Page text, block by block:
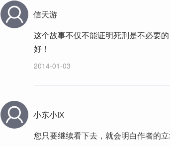
信天游
这个故事不仅不能证明死刑是不必要
好！
2014-01-03
小东小Ⅸ
您只要继续看下去，就会明白作者的